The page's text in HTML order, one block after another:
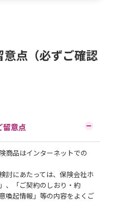
点（必ずご確認
留意点
商品はインターネットでの
討にあたっては、保険会社ホ
、「ご契約のしおり・約
喚起情報」等の内容をよくご